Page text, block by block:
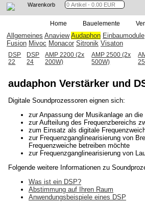
Warenkorb
Home Bauelemente
Allgemeines Anaview Audaphon Einbaumodule
Fusion Mivoc Monacor Sitronik Visaton
DSP
22
DSP
24
AMP 2200 (2x
200W)
AMP 2500 (2x
500W)
audaphon Verstärker und
Digitale Soundprozessoren eignen sich:
zur Anpassung der Musikanlage an
zur Aufteilung des Frequenzbereichs
zum Einsatz als digitale
zur Frequenzganglinearisierung von
Frequenzweiche betreiben möchte
zur Frequenzganglinearisierung von
Folgende weitere Informationen zu
Was ist ein DSP?
Abstimmung auf Ihren Raum
Anwendungsbeispiele eines DSP